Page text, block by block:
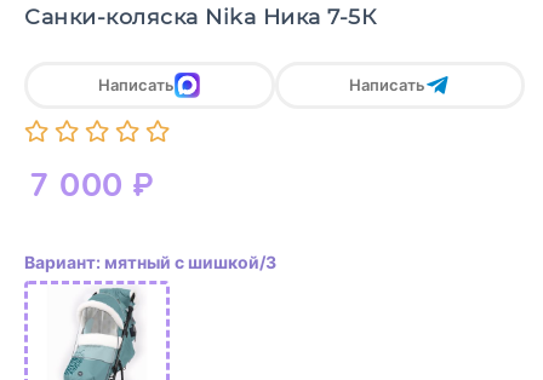
Санки-коляска Nika Ника 7-5К
7 000 ₽
Написать Написать
Вариант: мятный с шишкой/3